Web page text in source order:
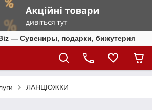
— Сувениры, подарки, бижутерия
ЛАНЦЮЖКИ